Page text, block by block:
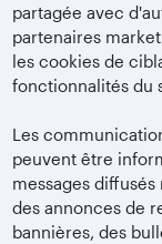
partagée avec
partenaires
les cookies de
fonctionnalités du
Les
peuvent être
messages
des annonces de
bannières, des